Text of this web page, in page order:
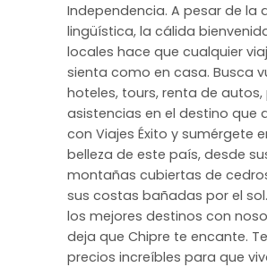
Independencia. A pesar de la
lingüística, la cálida
locales hace que cualquier
sienta como en casa. Busca
hoteles, tours, renta de
asistencias en el destino que
con Viajes Éxito y sumérgete
belleza de este país, desde
montañas cubiertas de
sus costas bañadas por el
los mejores destinos con
deja que Chipre te encante.
precios increíbles para que